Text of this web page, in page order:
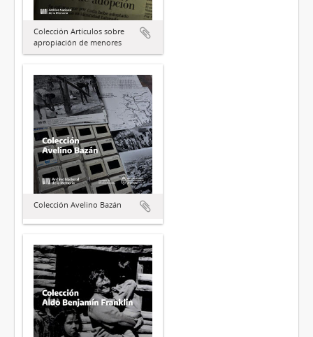
Colección Artículos sobre
apropiación de menores
Colección Avelino Bazán